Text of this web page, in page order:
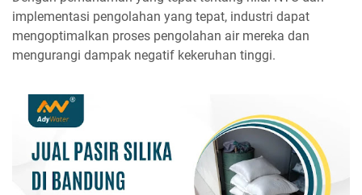
implementasi pengolahan yang tepat, industri dapat
mengoptimalkan proses pengolahan air mereka dan
mengurangi dampak negatif kekeruhan tinggi.